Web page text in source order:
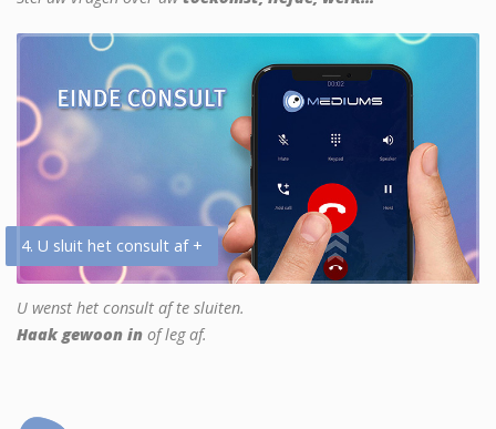
4. U sluit het consult af +
U wenst het consult af te sluiten.
Haak gewoon in of leg af.